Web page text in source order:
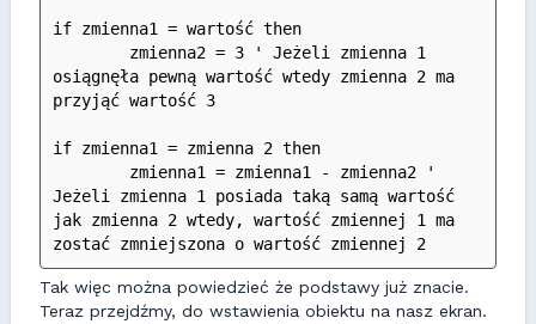
if zmienna1 = wartość then
osiągnęła pewną wartość wtedy zmienna 2 ma
przyjąć wartość 3
if zmienna1 = zmienna 2 then
Jeżeli zmienna 1 posiada taką samą wartość
jak zmienna 2 wtedy, wartość zmiennej 1 ma
zostać zmniejszona o wartość zmiennej 2
Tak więc można powiedzieć że podstawy już znacie.
Teraz przejdźmy, do wstawienia obiektu na nasz ekran.